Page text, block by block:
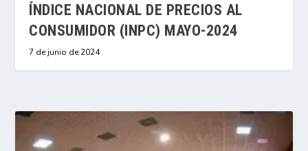
ÍNDICE NACIONAL DE PRECIOS AL
CONSUMIDOR (INPC) MAYO-2024
7 de junio de 2024